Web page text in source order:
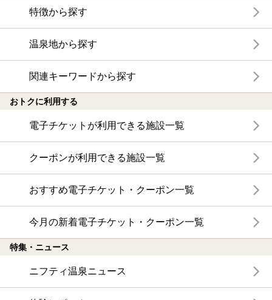
特徴から探す
温泉地から探す
関連キーワードから探す
おトクに利用する
電子チケットが利用できる施設一覧
クーポンが利用できる施設一覧
おすすめ電子チケット・クーポン一覧
今月の新着電子チケット・クーポン一覧
特集・ニュース
ニフティ温泉ニュース